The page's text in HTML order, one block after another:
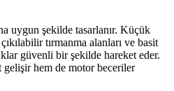
uygun şekilde tasarlanır. Küçük
tırmanma alanları ve basit
güvenli bir şekilde hareket eder.
gelişir hem de motor beceriler